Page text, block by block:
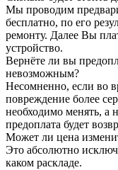
Мы проводим
бесплатно, по его
ремонту. Далее Вы
устройство.
Вернёте ли вы
невозможным?
Несомненно, если во
повреждение более
необходимо менять, а
предоплата будет
Может ли цена
Это абсолютно
каком раскладе.